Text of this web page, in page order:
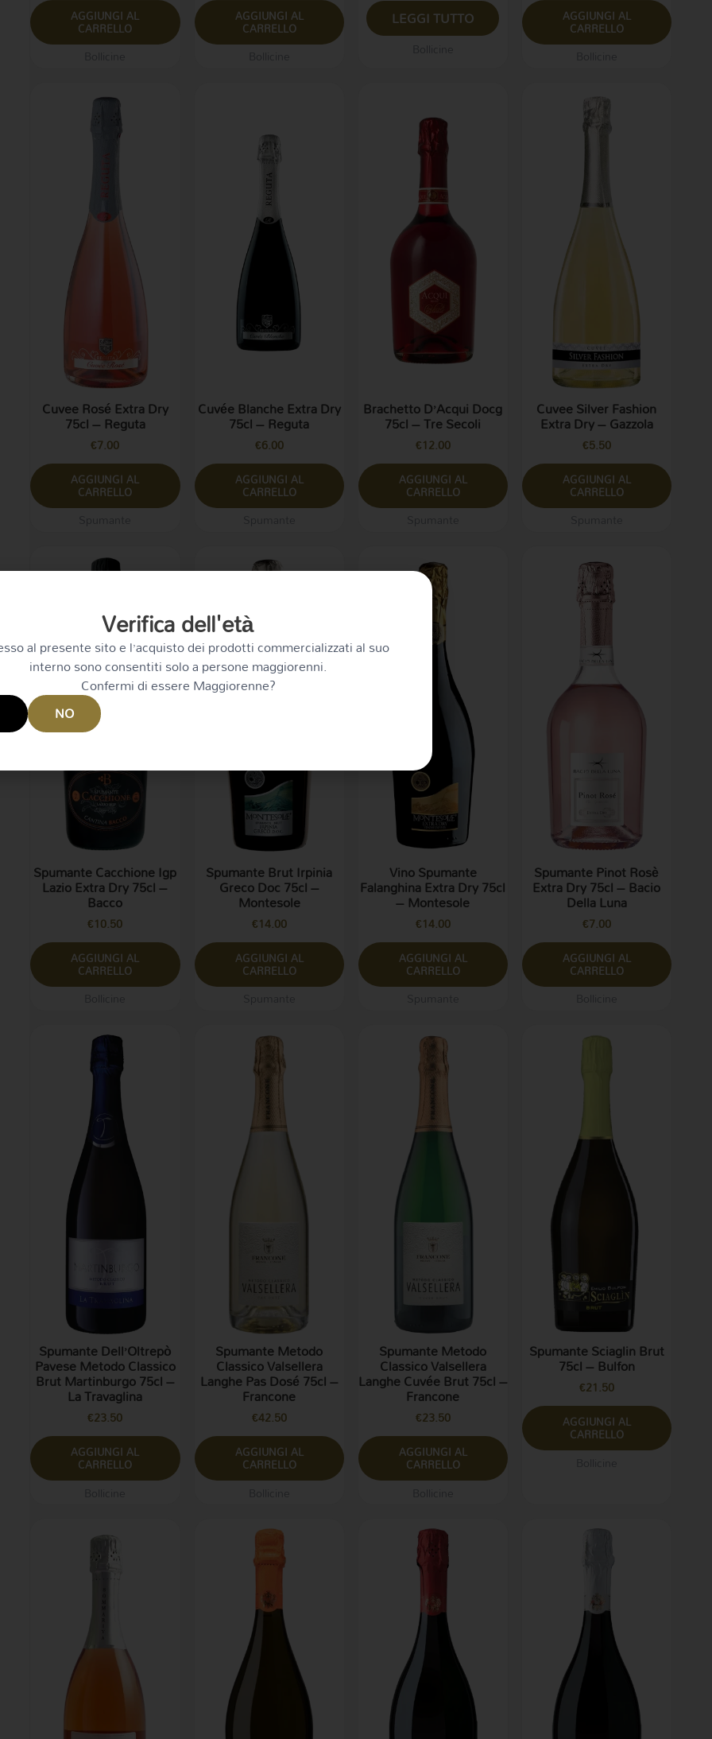
AGGIUNGI AL
CARRELLO
AGGIUNGI AL
CARRELLO LEGGI TUTTO AGGIUNGI AL
CARRELLO
Cuvee Rosé Extra Dry
75cl – Reguta
€7.00
AGGIUNGI AL
CARRELLO
Cuvée Blanche Extra Dry
75cl – Reguta
€6.00
AGGIUNGI AL
CARRELLO
Brachetto D’Acqui Docg
75cl – Tre Secoli
€12.00
AGGIUNGI AL
CARRELLO
Cuvee Silver Fashion
Extra Dry – Gazzola
€5.50
AGGIUNGI AL
CARRELLO
Spumante Cacchione Igp
Lazio Extra Dry 75cl –
Bacco
€10.50
AGGIUNGI AL
CARRELLO
Spumante Brut Irpinia
Greco Doc 75cl –
Montesole
€14.00
AGGIUNGI AL
CARRELLO
Vino Spumante
Falanghina Extra Dry 75cl
– Montesole
€14.00
AGGIUNGI AL
CARRELLO
Spumante Pinot Rosè
Extra Dry 75cl – Bacio
Della Luna
€7.00
AGGIUNGI AL
CARRELLO
Spumante Dell’Oltrepò
Pavese Metodo Classico
Brut Martinburgo 75cl –
La Travaglina
€23.50
AGGIUNGI AL
CARRELLO
Spumante Metodo
Classico Valsellera
Langhe Pas Dosé 75cl –
Francone
€42.50
AGGIUNGI AL
CARRELLO
Spumante Metodo
Classico Valsellera
Langhe Cuvée Brut 75cl –
Francone
€23.50
AGGIUNGI AL
CARRELLO
Spumante Sciaglin Brut
75cl – Bulfon
€21.50
AGGIUNGI AL
CARRELLO
Verifica dell'età
al presente sito e l’acquisto dei prodotti commercializzati al suo
interno sono consentiti solo a persone maggiorenni.
Confermi di essere Maggiorenne?
NO